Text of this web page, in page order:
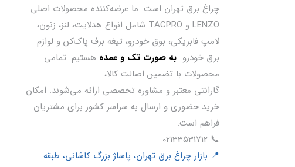
چراغ برق تهران است. ما عرضه‌کننده محصولات اصلی
LENZO و TACPRO شامل انواع هدلایت، لنز، زنون،
لامپ فابریکی، بوق خودرو، تیغه برف پاک‌کن و لوازم
برق خودرو به صورت تک و عمده هستیم. تمامی
محصولات با تضمین اصالت کالا،
گارانتی معتبر و مشاوره تخصصی ارائه می‌شوند. امکان
خرید حضوری و ارسال به سراسر کشور برای مشتریان
فراهم است.
📞 02133531712
📍 بازار چراغ برق تهران، پاساژ بزرگ کاشانی، طبقه